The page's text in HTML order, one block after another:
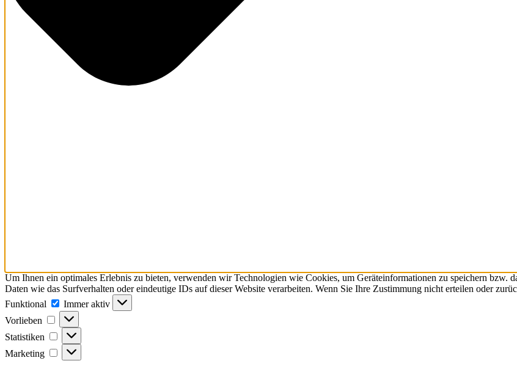
Um Ihnen ein optimales Erlebnis zu bieten, verwenden wir Technologien wie Cookies, um Geräteinformationen zu speichern bzw.
Daten wie das Surfverhalten oder eindeutige IDs auf dieser Website verarbeiten. Wenn Sie Ihre Zustimmung nicht erteilen oder
Funktional
Funktional
Immer aktiv
Vorlieben
Vorlieben
Statistiken Statistiken
Marketing Marketing